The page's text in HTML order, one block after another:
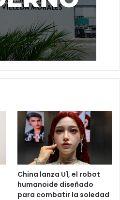
China lanza U1, el robot
humanoide diseñado
para combatir la soledad